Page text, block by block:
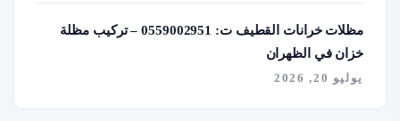
مظلات خرانات القطيف ت: 0559002951 – تركيب مظلة
خزان في الظهران
يوليو 20, 2026